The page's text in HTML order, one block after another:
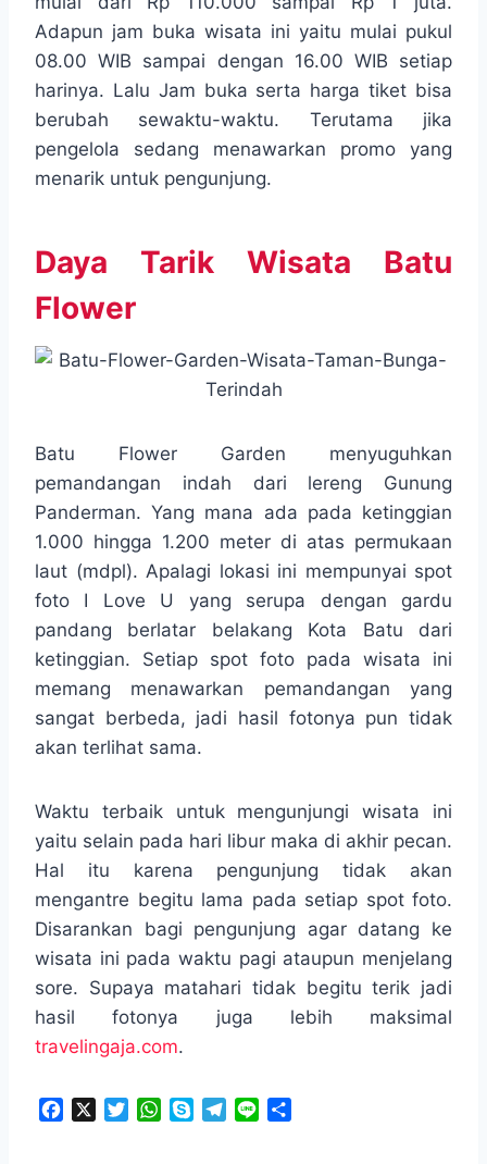
Adapun jam buka wisata ini yaitu mulai pukul
08.00 WIB sampai dengan 16.00 WIB setiap
harinya. Lalu Jam buka serta harga tiket bisa
berubah sewaktu-waktu. Terutama jika
pengelola sedang menawarkan promo yang
menarik untuk pengunjung.
Daya Tarik Wisata Batu
Flower
Batu Flower Garden menyuguhkan
pemandangan indah dari lereng Gunung
Panderman. Yang mana ada pada ketinggian
1.000 hingga 1.200 meter di atas permukaan
laut (mdpl). Apalagi lokasi ini mempunyai spot
foto I Love U yang serupa dengan gardu
pandang berlatar belakang Kota Batu dari
ketinggian. Setiap spot foto pada wisata ini
memang menawarkan pemandangan yang
sangat berbeda, jadi hasil fotonya pun tidak
akan terlihat sama.
Waktu terbaik untuk mengunjungi wisata ini
yaitu selain pada hari libur maka di akhir pecan.
Hal itu karena pengunjung tidak akan
mengantre begitu lama pada setiap spot foto.
Disarankan bagi pengunjung agar datang ke
wisata ini pada waktu pagi ataupun menjelang
sore. Supaya matahari tidak begitu terik jadi
hasil fotonya juga lebih maksimal
travelingaja.com.
W